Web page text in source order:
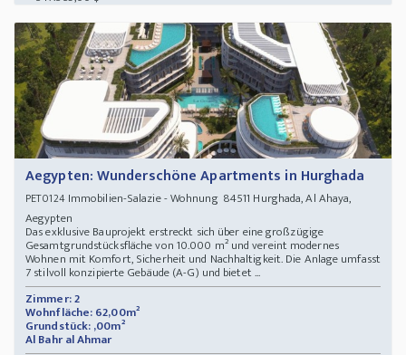
Aegypten: Wunderschöne Apartments in Hurghada
PET0124Immobilien-Salazie - Wohnung 84511 Hurghada, Al Ahaya,
Aegypten
Das exklusive Bauprojekt erstreckt sich über eine großzügige
Gesamtgrundstücksfläche von 10.000 m² und vereint modernes
Wohnen mit Komfort, Sicherheit und Nachhaltigkeit. Die Anlage umfasst
7 stilvoll konzipierte Gebäude (A-G) und bietet ...
Zimmer: 2
Wohnfläche: 62,00m²
Grundstück: ,00m²
Al Bahr al Ahmar